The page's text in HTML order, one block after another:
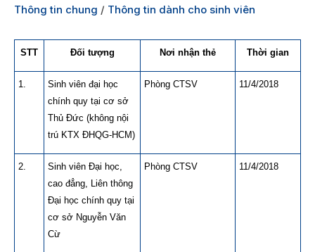
Thông tin chung / Thông tin dành cho sinh viên
STT Đối tượng Nơi nhận thẻ Thời gian
1.
Sinh viên đại học
chính quy tại cơ sở
Thủ Đức (không nội
trú KTX ĐHQG-HCM)
Phòng CTSV 11/4/2018
2.
Sinh viên Đại học,
cao đẳng, Liên thông
Đại học chính quy tại
cơ sở Nguyễn Văn
Cừ
Phòng CTSV 11/4/2018